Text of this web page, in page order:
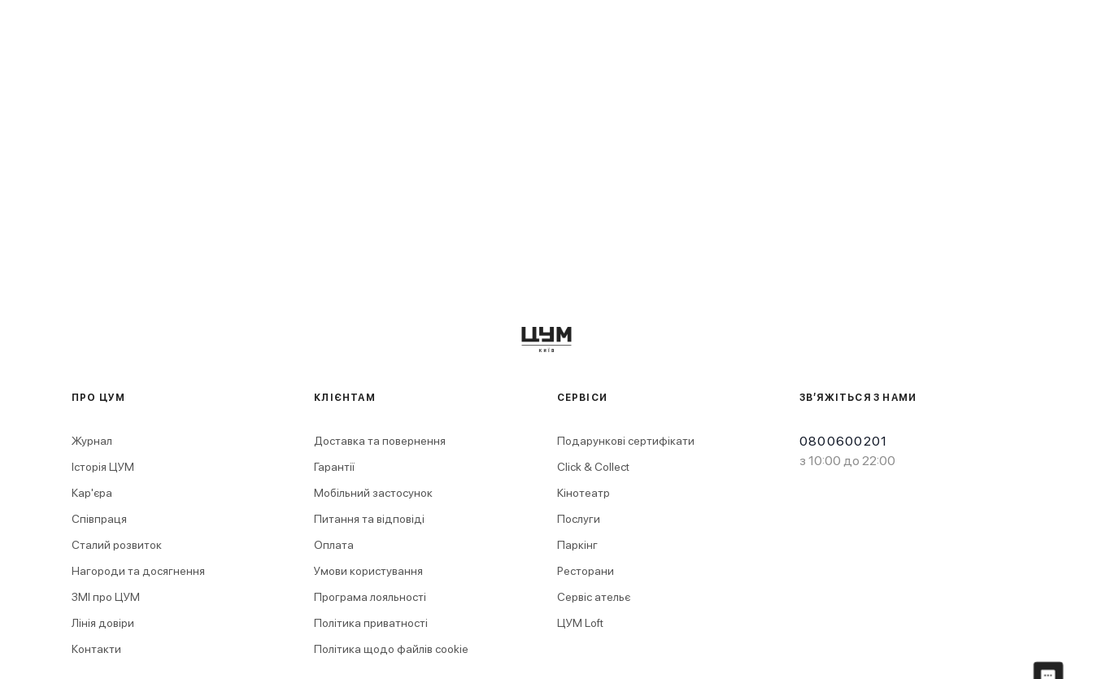
ЗВ’ЯЖІТЬСЯ З НАМИ
0800600201
з 10:00 до 22:00
ПРО ЦУМ
Журнал
Історія ЦУМ
Кар'єра
Співпраця
Сталий розвиток
Нагороди та досягнення
ЗМІ про ЦУМ
Лінія довіри
Контакти
КЛІЄНТАМ
Доставка та повернення
Гарантії
Мобільний застосунок
Питання та відповіді
Оплата
Умови користування
Програма лояльності
Політика приватності
Політика щодо файлів cookie
СЕРВІСИ
Подарункові сертифікати
Click & Collect
Кінотеатр
Послуги
Паркінг
Ресторани
Сервіс ательє
ЦУМ Loft